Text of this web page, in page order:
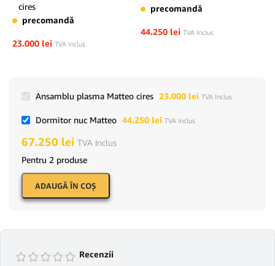
cires
precomandă
23.000 lei TVA Inclus
precomandă
44.250 lei TVA Inclus
Ansamblu plasma Matteo cires 23.000 lei TVA Inclus
Dormitor nuc Matteo 44.250 lei TVA Inclus
67.250 lei TVA Inclus
Pentru 2 produse
ADAUGĂ ÎN COŞ
Recenzii